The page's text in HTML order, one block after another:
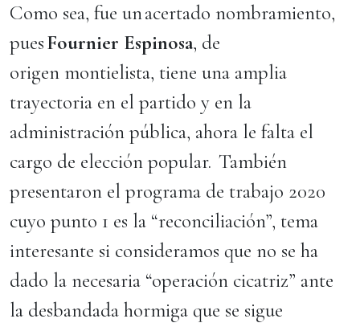
Como sea, fue un acertado nombramiento,
puesFournier Espinosa, de
origen montielista, tiene una amplia
trayectoria en el partido y en la
administración pública, ahora le falta el
cargo de elección popular. También
presentaron el programa de trabajo 2020
cuyo punto 1 es la “reconciliación”, tema
interesante si consideramos que no se ha
dado la necesaria “operación cicatriz” ante
la desbandada hormiga que se sigue